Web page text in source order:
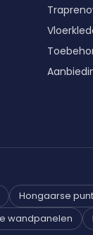
Hongaarse punt
wandpanelen